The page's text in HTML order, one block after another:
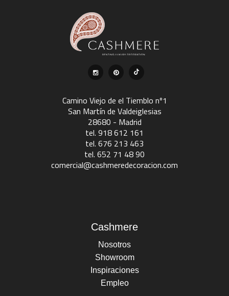
Camino Viejo de el Tiemblo nº1
San Martín de Valdeiglesias
28680 - Madrid
tel. 918 612 161
tel. 676 213 463
tel. 652 71 48 90
comercial@cashmeredecoracion.com
Cashmere
Nosotros
Showroom
Inspiraciones
Empleo